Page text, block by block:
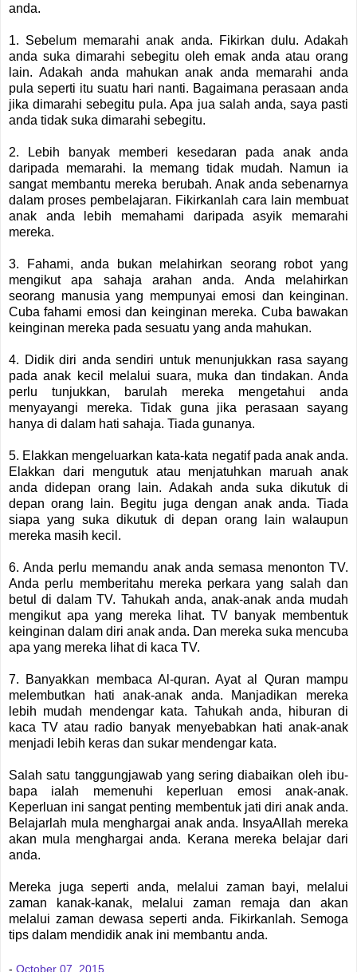
anda.
1. Sebelum memarahi anak anda. Fikirkan dulu. Adakah
anda suka dimarahi sebegitu oleh emak anda atau orang
lain. Adakah anda mahukan anak anda memarahi anda
pula seperti itu suatu hari nanti. Bagaimana perasaan anda
jika dimarahi sebegitu pula. Apa jua salah anda, saya pasti
anda tidak suka dimarahi sebegitu.
2. Lebih banyak memberi kesedaran pada anak anda
daripada memarahi. Ia memang tidak mudah. Namun ia
sangat membantu mereka berubah. Anak anda sebenarnya
dalam proses pembelajaran. Fikirkanlah cara lain membuat
anak anda lebih memahami daripada asyik memarahi
mereka.
3. Fahami, anda bukan melahirkan seorang robot yang
mengikut apa sahaja arahan anda. Anda melahirkan
seorang manusia yang mempunyai emosi dan keinginan.
Cuba fahami emosi dan keinginan mereka. Cuba bawakan
keinginan mereka pada sesuatu yang anda mahukan.
4. Didik diri anda sendiri untuk menunjukkan rasa sayang
pada anak kecil melalui suara, muka dan tindakan. Anda
perlu tunjukkan, barulah mereka mengetahui anda
menyayangi mereka. Tidak guna jika perasaan sayang
hanya di dalam hati sahaja. Tiada gunanya.
5. Elakkan mengeluarkan kata-kata negatif pada anak anda.
Elakkan dari mengutuk atau menjatuhkan maruah anak
anda didepan orang lain. Adakah anda suka dikutuk di
depan orang lain. Begitu juga dengan anak anda. Tiada
siapa yang suka dikutuk di depan orang lain walaupun
mereka masih kecil.
6. Anda perlu memandu anak anda semasa menonton TV.
Anda perlu memberitahu mereka perkara yang salah dan
betul di dalam TV. Tahukah anda, anak-anak anda mudah
mengikut apa yang mereka lihat. TV banyak membentuk
keinginan dalam diri anak anda. Dan mereka suka mencuba
apa yang mereka lihat di kaca TV.
7. Banyakkan membaca Al-quran. Ayat al Quran mampu
melembutkan hati anak-anak anda. Manjadikan mereka
lebih mudah mendengar kata. Tahukah anda, hiburan di
kaca TV atau radio banyak menyebabkan hati anak-anak
menjadi lebih keras dan sukar mendengar kata.
Salah satu tanggungjawab yang sering diabaikan oleh ibu-
bapa ialah memenuhi keperluan emosi anak-anak.
Keperluan ini sangat penting membentuk jati diri anak anda.
Belajarlah mula menghargai anak anda. InsyaAllah mereka
akan mula menghargai anda. Kerana mereka belajar dari
anda.
Mereka juga seperti anda, melalui zaman bayi, melalui
zaman kanak-kanak, melalui zaman remaja dan akan
melalui zaman dewasa seperti anda. Fikirkanlah. Semoga
tips dalam mendidik anak ini membantu anda.
- October 07, 2015